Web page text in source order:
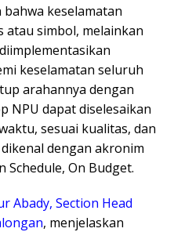
keselamatan
atau simbol, melainkan
keselamatan seluruh
arahannya dengan
NPU dapat diselesaikan
sesuai kualitas, dan
dengan akronim
Schedule, On Budget.
Abady, Section Head
, menjelaskan